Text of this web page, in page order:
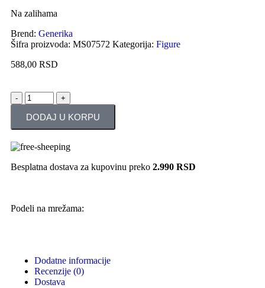
Na zalihama
Brend: Generika
Šifra proizvoda: MS07572 Kategorija: Figure
588,00 RSD
DODAJ U KORPU
Besplatna dostava za kupovinu preko 2.990 RSD
Podeli na mrežama:
Dodatne informacije
Recenzije (0)
Dostava